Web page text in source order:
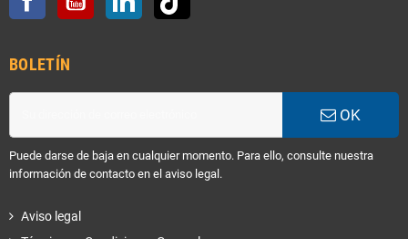
BOLETÍN
OK
Puede darse de baja en cualquier momento. Para ello, consulte nuestra
información de contacto en el aviso legal.
Aviso legal